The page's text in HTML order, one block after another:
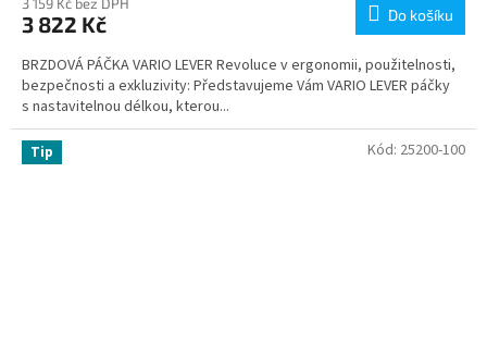
3 159 Kč bez DPH
3 822 Kč Do košíku
BRZDOVÁ PÁČKA VARIO LEVER Revoluce v ergonomii, použitelnosti,
bezpečnosti a exkluzivity: Představujeme Vám VARIO LEVER páčky
s nastavitelnou délkou, kterou...
Tip Kód: 25200-100